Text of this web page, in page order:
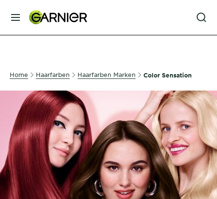
MENU
HAARFARBE
SONNENSCHUTZ
KÖRPERPFLEGE
Home Haarfarben Haarfarben Marken Color Sensation